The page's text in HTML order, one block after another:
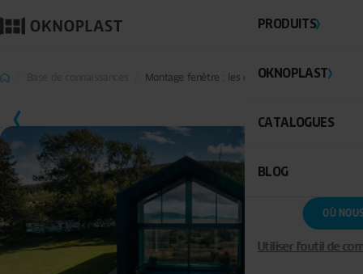
PRODUITS
OKNOPLAST
CATALOGUES
BLOG
OÙ
Utiliser l'outil de
Montage fenêtre : les étapes
SAUVEGARDER